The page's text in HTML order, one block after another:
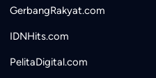
GerbangRakyat.com
IDNHits.com
PelitaDigital.com